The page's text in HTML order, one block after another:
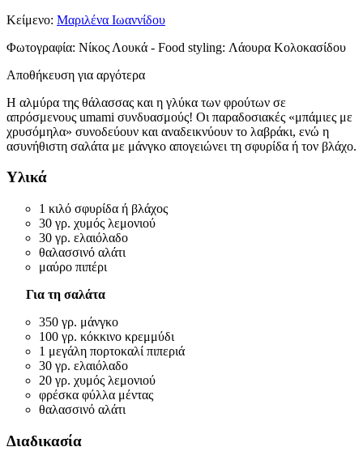
Κείμενο: Μαριλένα Ιωαννίδου
Φωτογραφία: Νίκος Λουκά - Food styling: Λάουρα Κολοκασίδου
Αποθήκευση για αργότερα
Η αλμύρα της θάλασσας και η γλύκα των φρούτων σε
απρόσμενους umami συνδυασμούς! Οι παραδοσιακές «μπάμιες με
χρυσόμηλα» συνοδεύουν και αναδεικνύουν το λαβράκι, ενώ η
ασυνήθιστη σαλάτα με μάνγκο απογειώνει τη σφυρίδα ή τον βλάχο.
Υλικά
1 κιλό σφυρίδα ή βλάχος
30 γρ. χυμός λεμονιού
30 γρ. ελαιόλαδο
θαλασσινό αλάτι
μαύρο πιπέρι
Για τη σαλάτα
350 γρ. μάνγκο
100 γρ. κόκκινο κρεμμύδι
1 μεγάλη πορτοκαλί πιπεριά
30 γρ. ελαιόλαδο
20 γρ. χυμός λεμονιού
φρέσκα φύλλα μέντας
θαλασσινό αλάτι
Διαδικασία